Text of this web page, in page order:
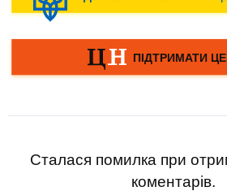
Сталася помилка при
коментарів.